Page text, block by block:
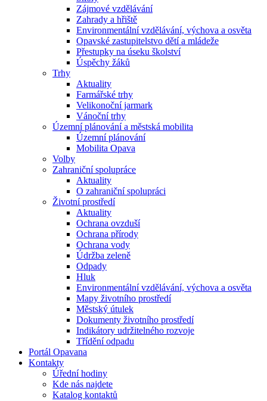
Zájmové vzdělávání
Zahrady a hřiště
Environmentální vzdělávání, výchova a osvěta
Opavské zastupitelstvo dětí a mládeže
Přestupky na úseku školství
Úspěchy žáků
Trhy
Aktuality
Farmářské trhy
Velikonoční jarmark
Vánoční trhy
Územní plánování a městská mobilita
Územní plánování
Mobilita Opava
Volby
Zahraniční spolupráce
Aktuality
O zahraniční spolupráci
Životní prostředí
Aktuality
Ochrana ovzduší
Ochrana přírody
Ochrana vody
Údržba zeleně
Odpady
Hluk
Environmentální vzdělávání, výchova a osvěta
Mapy životního prostředí
Městský útulek
Dokumenty životního prostředí
Indikátory udržitelného rozvoje
Třídění odpadu
Portál Opavana
Kontakty
Úřední hodiny
Kde nás najdete
Katalog kontaktů